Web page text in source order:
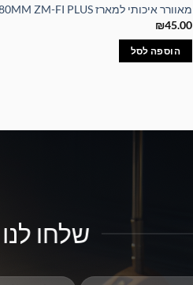
מאוורר איכותי למארז ZALMAN 80MM ZM-FI PLUS
₪45.00
הוספה לסל
שלחו